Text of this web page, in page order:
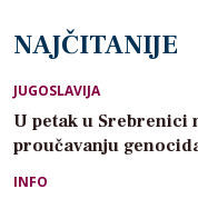
NAJČITANIJE
JUGOSLAVIJA
U petak u
proučavanju
INFO